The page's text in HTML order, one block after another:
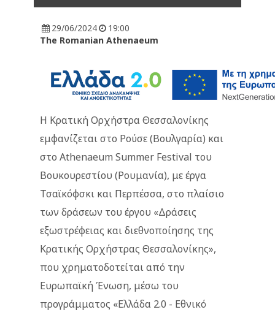
29/06/2024
19:00
The Romanian Athenaeum
Η Κρατική Ορχήστρα Θεσσαλονίκης
εμφανίζεται στο Ρούσε (Βουλγαρία) και
στο Athenaeum Summer Festival του
Βουκουρεστίου (Ρουμανία), με έργα
Τσαϊκόφσκι και Περπέσσα, στο πλαίσιο
των δράσεων του έργου «Δράσεις
εξωστρέφειας και διεθνοποίησης της
Κρατικής Ορχήστρας Θεσσαλονίκης»,
που χρηματοδοτείται από την
Ευρωπαϊκή Ένωση, μέσω του
προγράμματος «Ελλάδα 2.0 - Εθνικό